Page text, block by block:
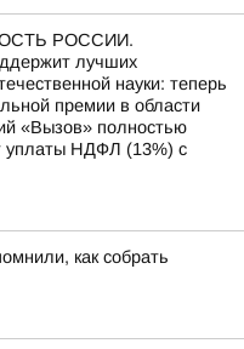
РОССИИ.
лучших
науки: теперь
премии в области
«Вызов» полностью
уплаты НДФЛ (13%) с
как собрать